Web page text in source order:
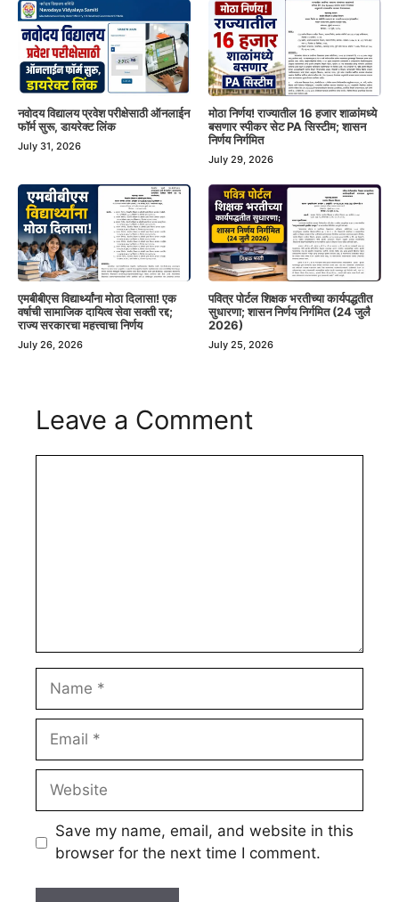
नवोदय विद्यालय प्रवेश परीक्षेसाठी ऑनलाईन
फॉर्म सुरू, डायरेक्ट लिंक
July 31, 2026
मोठा निर्णय! राज्यातील 16 हजार शाळांमध्ये
बसणार स्पीकर सेट PA सिस्टीम; शासन
निर्णय निर्गमित
July 29, 2026
एमबीबीएस विद्यार्थ्यांना मोठा दिलासा! एक
वर्षाची सामाजिक दायित्व सेवा सक्ती रद्द;
राज्य सरकारचा महत्त्वाचा निर्णय
July 26, 2026
पवित्र पोर्टल शिक्षक भरतीच्या कार्यपद्धतीत
सुधारणा; शासन निर्णय निर्गमित (24 जुलै
2026)
July 25, 2026
Leave a Comment
Name
Email
Website
Save my name, email, and website in this
browser for the next time I comment.